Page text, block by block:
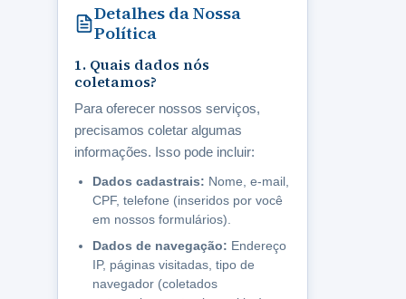
Detalhes da Nossa
Política
1. Quais dados nós
coletamos?
Para oferecer nossos serviços,
precisamos coletar algumas
informações. Isso pode incluir:
Dados cadastrais: Nome, e-mail,
CPF, telefone (inseridos por você
em nossos formulários).
Dados de navegação: Endereço
IP, páginas visitadas, tipo de
navegador (coletados